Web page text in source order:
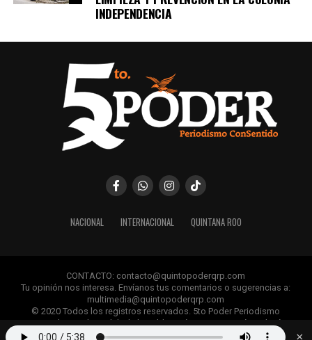
INDEPENDENCIA
NACIONAL INTERNACIONAL QUINTANA ROO
CONTACTO: contacto@quintopoderqrp.com
Tu opinión nos interesa. Envíanos tus comentarios o sugerencias a:
multimedia@quintopoderqrp.com
© 2020 Todos los registros reservados. 5to Poder Periodismo
ConSentido Queda prohibida la publicación, retransmisión, edición y
cualquier uso de los contenidos sin permiso previo.
×